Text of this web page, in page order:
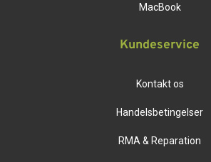
MacBook
Kundeservice
Kontakt os
Handelsbetingelser
RMA & Reparation